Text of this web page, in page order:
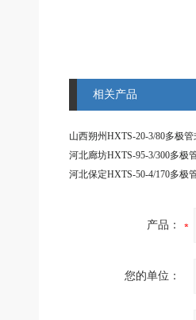
相关产品
产品：
您的单位：